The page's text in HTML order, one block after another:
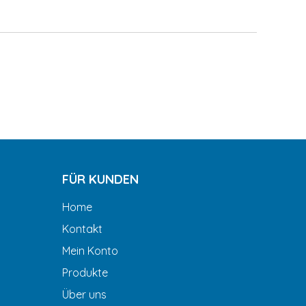
FÜR KUNDEN
Home
Kontakt
Mein Konto
Produkte
Über uns